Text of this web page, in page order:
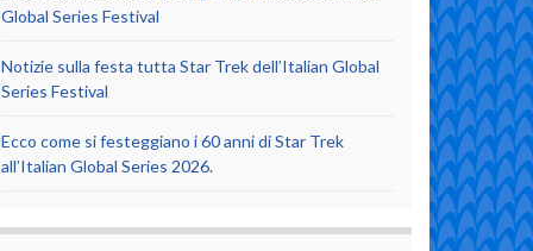
Global Series Festival
Notizie sulla festa tutta Star Trek dell’Italian Global
Series Festival
Ecco come si festeggiano i 60 anni di Star Trek
all’Italian Global Series 2026.